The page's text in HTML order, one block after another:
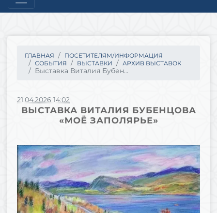
ГЛАВНАЯ
ПОСЕТИТЕЛЯМ/ИНФОРМАЦИЯ
СОБЫТИЯ
ВЫСТАВКИ АРХИВ ВЫСТАВОК
Выставка Виталия Бубен...
21.04.2026 14:02
ВЫСТАВКА ВИТАЛИЯ БУБЕНЦОВА
«МОЁ ЗАПОЛЯРЬЕ»